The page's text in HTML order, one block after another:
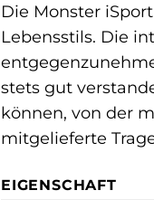
Die Monster
Lebensstils. Die
stets gut
können, von der
mitgelieferte
EIGENSCHAFT